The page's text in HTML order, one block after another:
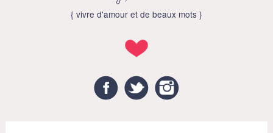
{ vivre d'amour et de beaux mots }
FacebookTwitter